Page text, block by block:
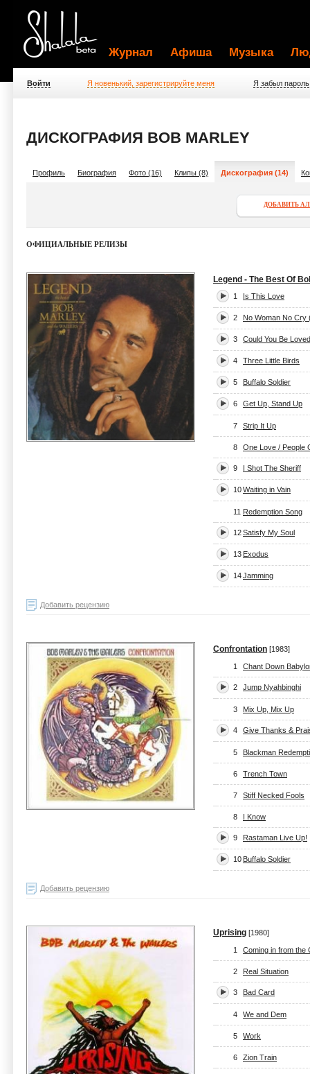
Журнал Афиша Музыка
Войти Я новенький, зарегистрируйте меня Я забыл пароль
ДИСКОГРАФИЯ BOB MARLEY
Профиль Биография Фото (16) Клипы (8) Дискография (14)
ДОБАВИТЬ
ОФИЦИАЛЬНЫЕ РЕЛИЗЫ
Legend - The Best Of
1 Is This Love
2 No Woman No Cry
3 Could You Be Loved
4 Three Little Birds
5 Buffalo Soldier
6 Get Up, Stand Up
7 Strip It Up
8 One Love / People
9 I Shot The Sheriff
10Waiting in Vain
11 Redemption Song
12Satisfy My Soul
13 Exodus
14Jamming
Добавить рецензию
Confrontation [1983]
1 Chant Down
2 Jump Nyahbinghi
3 Mix Up, Mix Up
4 Give Thanks &
5 Blackman
6 Trench Town
7 Stiff Necked Fools
8 I Know
9 Rastaman Live Up!
10 Buffalo Soldier
Добавить рецензию
Uprising [1980]
1 Coming in from the
2 Real Situation
3 Bad Card
4 We and Dem
5 Work
6 Zion Train